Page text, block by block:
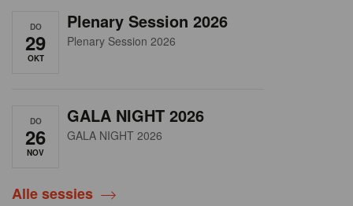
DO
29
OKT
Plenary Session 2026
Plenary Session 2026
DO
26
NOV
GALA NIGHT 2026
GALA NIGHT 2026
Alle sessies